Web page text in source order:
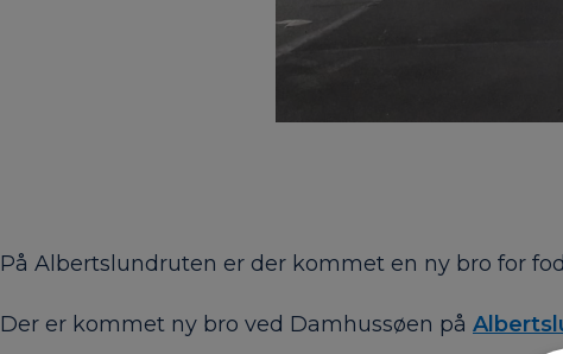
På Albertslundruten er der kommet en ny bro for
Der er kommet ny bro ved Damhussøen på